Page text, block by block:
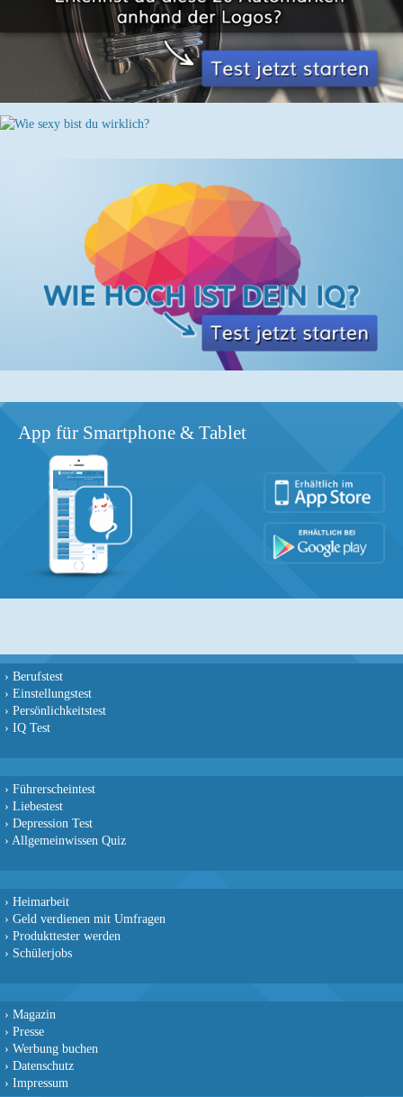
App für Smartphone & Tablet
› Berufstest
› Einstellungstest
› Persönlichkeitstest
› IQ Test
› Führerscheintest
› Liebestest
› Depression Test
› Allgemeinwissen Quiz
› Heimarbeit
› Geld verdienen mit Umfragen
› Produkttester werden
› Schülerjobs
› Magazin
› Presse
› Werbung buchen
› Datenschutz
› Impressum